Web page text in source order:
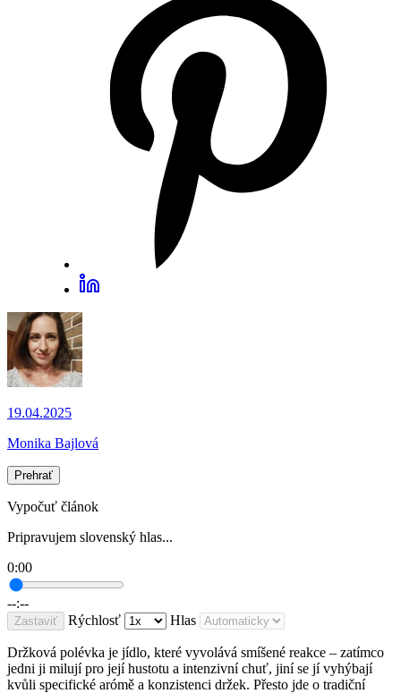
19.04.2025
Monika Bajlová
Prehrať
Vypočuť článok
Pripravujem slovenský hlas...
0:00
--:--
Zastaviť Rýchlosť Hlas
Držková polévka je jídlo, které vyvolává smíšené reakce – zatímco
jedni ji milují pro její hustotu a intenzivní chuť, jiní se jí vyhýbají
kvůli specifické arómě a konzistenci držek. Přesto jde o tradiční